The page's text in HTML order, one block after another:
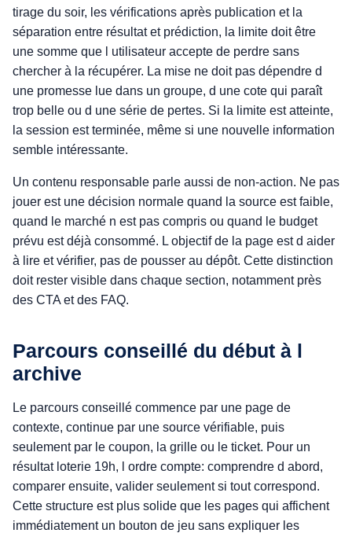
tirage du soir, les vérifications après publication et la
séparation entre résultat et prédiction, la limite doit être
une somme que l utilisateur accepte de perdre sans
chercher à la récupérer. La mise ne doit pas dépendre d
une promesse lue dans un groupe, d une cote qui paraît
trop belle ou d une série de pertes. Si la limite est atteinte,
la session est terminée, même si une nouvelle information
semble intéressante.
Un contenu responsable parle aussi de non-action. Ne pas
jouer est une décision normale quand la source est faible,
quand le marché n est pas compris ou quand le budget
prévu est déjà consommé. L objectif de la page est d aider
à lire et vérifier, pas de pousser au dépôt. Cette distinction
doit rester visible dans chaque section, notamment près
des CTA et des FAQ.
Parcours conseillé du début à l
archive
Le parcours conseillé commence par une page de
contexte, continue par une source vérifiable, puis
seulement par le coupon, la grille ou le ticket. Pour un
résultat loterie 19h, l ordre compte: comprendre d abord,
comparer ensuite, valider seulement si tout correspond.
Cette structure est plus solide que les pages qui affichent
immédiatement un bouton de jeu sans expliquer les